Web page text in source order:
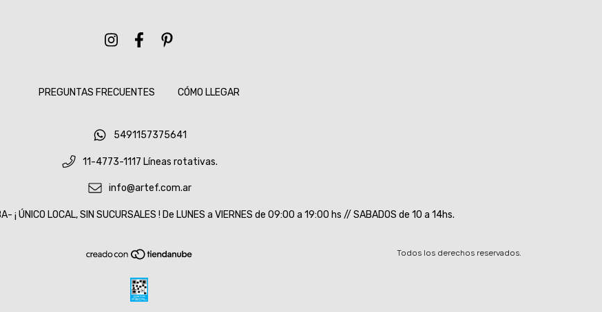
PREGUNTAS FRECUENTES CÓMO LLEGAR
5491157375641
11-4773-1117 Líneas rotativas.
info@artef.com.ar
ÚNICO LOCAL, SIN SUCURSALES ! De LUNES a VIERNES de 09:00 a 19:00 hs // SABADOS de 10 a 14hs.
Todos los derechos reservados.